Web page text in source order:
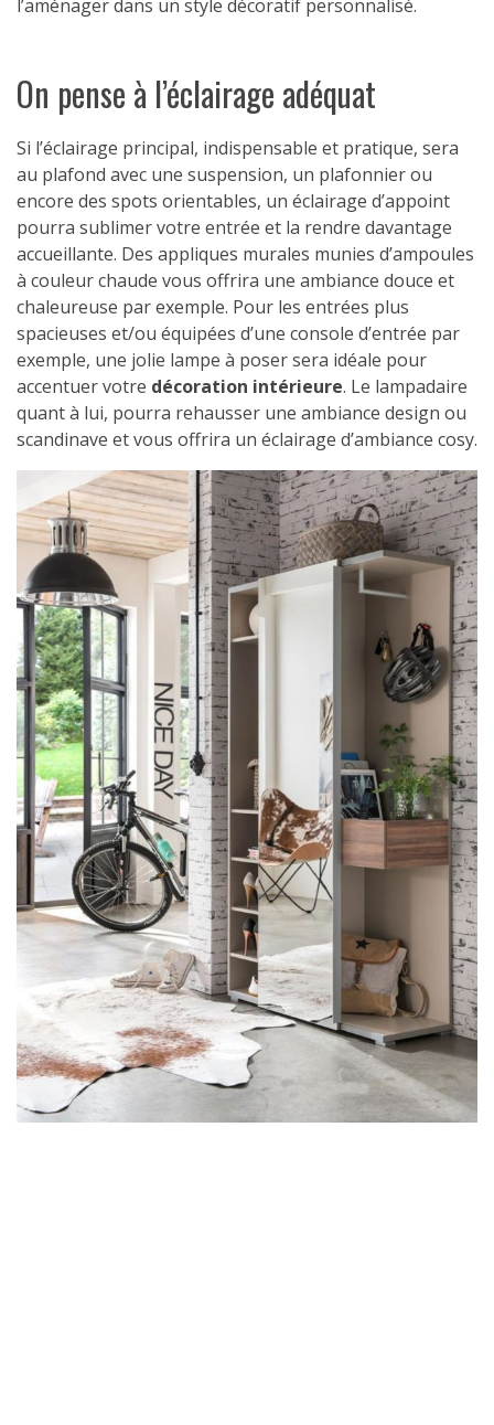
l’aménager dans un style décoratif personnalisé.
On pense à l’éclairage adéquat
Si l’éclairage principal, indispensable et pratique, sera
au plafond avec une suspension, un plafonnier ou
encore des spots orientables, un éclairage d’appoint
pourra sublimer votre entrée et la rendre davantage
accueillante. Des appliques murales munies d’ampoules
à couleur chaude vous offrira une ambiance douce et
chaleureuse par exemple. Pour les entrées plus
spacieuses et/ou équipées d’une console d’entrée par
exemple, une jolie lampe à poser sera idéale pour
accentuer votre décoration intérieure. Le lampadaire
quant à lui, pourra rehausser une ambiance design ou
scandinave et vous offrira un éclairage d’ambiance cosy.